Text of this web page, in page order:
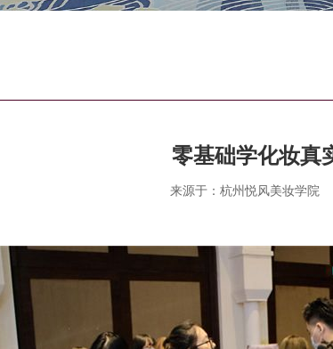
零基础学化妆真
来源于：杭州悦风美妆学院